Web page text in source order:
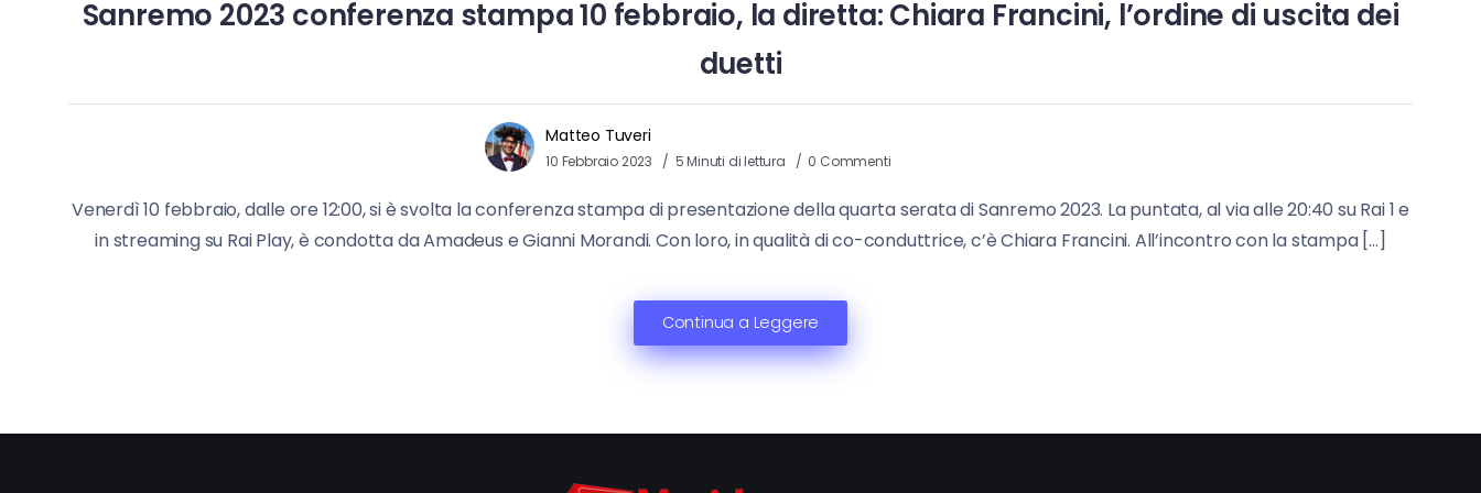
Sanremo 2023 conferenza stampa 10 febbraio, la diretta: Chiara Francini, l’ordine di uscita dei
duetti
Matteo Tuveri
10 Febbraio 2023 5 Minuti di lettura 0 Commenti
Venerdì 10 febbraio, dalle ore 12:00, si è svolta la conferenza stampa di presentazione della quarta serata di Sanremo 2023. La puntata, al via alle 20:40 su Rai 1 e
in streaming su Rai Play, è condotta da Amadeus e Gianni Morandi. Con loro, in qualità di co-conduttrice, c’è Chiara Francini. All’incontro con la stampa […]
Continua a Leggere